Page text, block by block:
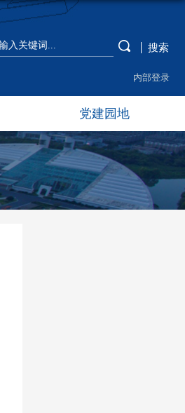
搜索
内部登录
党建园地